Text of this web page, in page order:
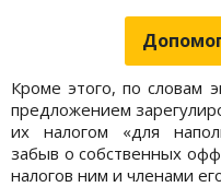
Кроме этого, по словам
предложением
их налогом «для
забыв о собственных
налогов ним и членами